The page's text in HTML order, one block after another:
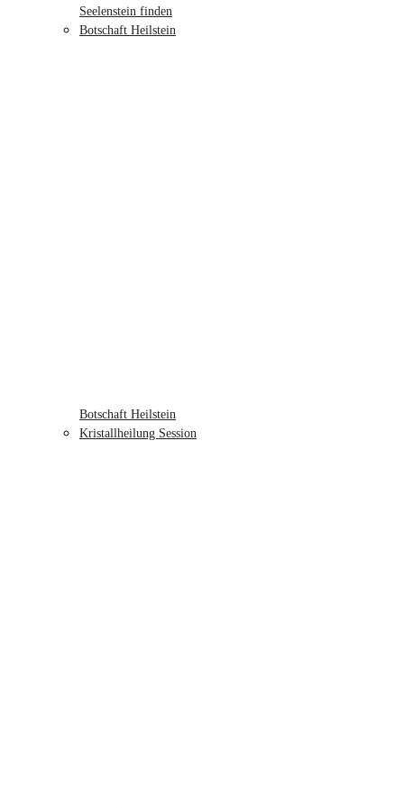
Seelenstein finden
Botschaft Heilstein
Botschaft Heilstein
Kristallheilung Session